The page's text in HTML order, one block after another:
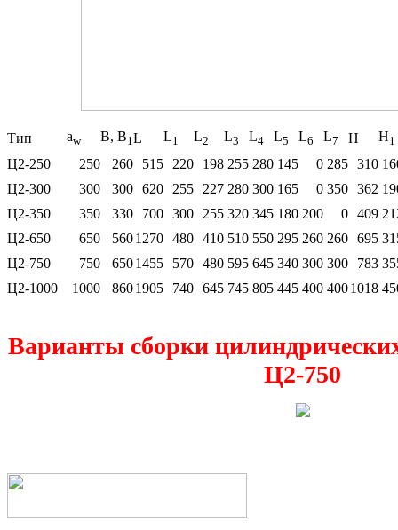
Тип aw В, В1L L1 L2 L3 L4 L5 L6 L7 Н H1
Ц2-250 250 260 515 220 198 255 280 145 0 285 310
Ц2-300
300 300 620 255 227 280 300 165 0 350 362
Ц2-350
350 330 700 300 255 320 345 180 200 0 409
Ц2-650
650 5601270 480 410 510 550 295 260 260 695
Ц2-750
750 6501455 570 480 595 645 340 300 300 783
Ц2-1000
1000 8601905 740 645 745 805 445 400 4001018
Варианты сборки
Ц2-750